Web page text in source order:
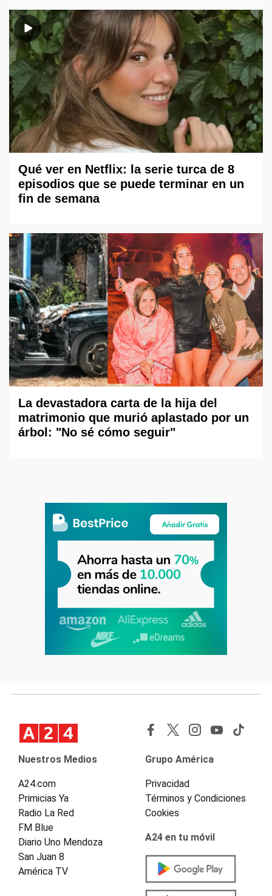
Qué ver en Netflix: la serie turca de 8
episodios que se puede terminar en un
fin de semana
La devastadora carta de la hija del
matrimonio que murió aplastado por un
árbol: "No sé cómo seguir"
Nuestros Medios
A24.com
Primicias Ya
Radio La Red
FM Blue
Diario Uno Mendoza
San Juan 8
América TV
Grupo América
Privacidad
Términos y Condiciones
Cookies
A24 en tu móvil